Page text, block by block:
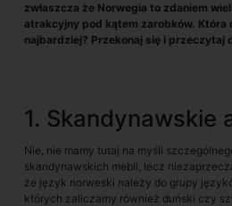
zwłaszcza że Norwegia to zdaniem
atrakcyjny pod kątem zarobków. Która
najbardziej? Przekonaj się i przeczytaj
1. Skandynawskie
Nie, nie mamy tutaj na myśli
skandynawskich mebli, lecz
że język norweski należy do grupy
których zaliczamy również duński czy